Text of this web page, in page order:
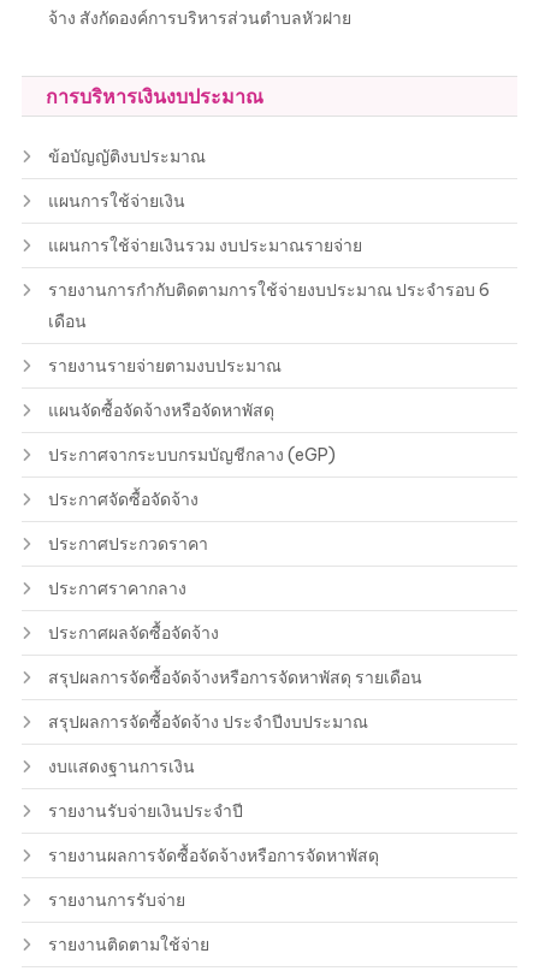
จ้าง สังกัดองค์การบริหารส่วนตำบลหัวฝาย
การบริหารเงินงบประมาณ
ข้อบัญญัติงบประมาณ
แผนการใช้จ่ายเงิน
แผนการใช้จ่ายเงินรวม งบประมาณรายจ่าย
รายงานการกำกับติดตามการใช้จ่ายงบประมาณ ประจำรอบ 6
เดือน
รายงานรายจ่ายตามงบประมาณ
แผนจัดซื้อจัดจ้างหรือจัดหาพัสดุ
ประกาศจากระบบกรมบัญชีกลาง (eGP)
ประกาศจัดซื้อจัดจ้าง
ประกาศประกวดราคา
ประกาศราคากลาง
ประกาศผลจัดซื้อจัดจ้าง
สรุปผลการจัดซื้อจัดจ้างหรือการจัดหาพัสดุ รายเดือน
สรุปผลการจัดซื้อจัดจ้าง ประจำปีงบประมาณ
งบแสดงฐานการเงิน
รายงานรับจ่ายเงินประจำปี
รายงานผลการจัดซื้อจัดจ้างหรือการจัดหาพัสดุ
รายงานการรับจ่าย
รายงานติดตามใช้จ่าย